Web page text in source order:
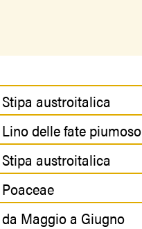
Stipa austroitalica
Lino delle fate piumoso
Stipa austroitalica
Poaceae
da Maggio a Giugno